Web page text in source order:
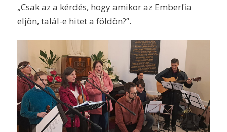
„Csak az a kérdés, hogy amikor az Emberfia
eljön, talál-e hitet a földön?”.